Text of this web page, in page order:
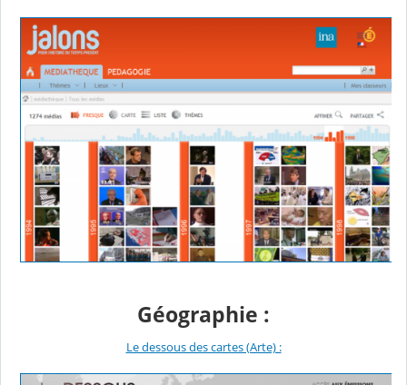
Géographie :
Le dessous des cartes (Arte) :